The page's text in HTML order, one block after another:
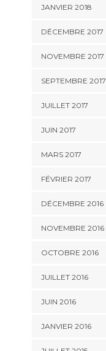
JANVIER 2018
DÉCEMBRE 2017
NOVEMBRE 2017
SEPTEMBRE 2017
JUILLET 2017
JUIN 2017
MARS 2017
FÉVRIER 2017
DÉCEMBRE 2016
NOVEMBRE 2016
OCTOBRE 2016
JUILLET 2016
JUIN 2016
JANVIER 2016